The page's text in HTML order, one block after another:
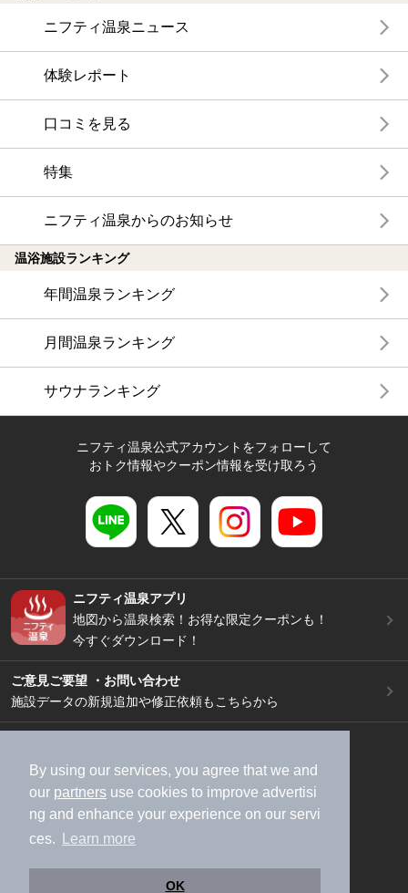
By using our services, you agree that we and
our partners use cookies to improve advertisi
ng and enhance your experience on our servi
ces.
Learn more
OK
ニフティ温泉ニュース
体験レポート
口コミを見る
特集
ニフティ温泉からのお知らせ
温浴施設ランキング
年間温泉ランキング
月間温泉ランキング
サウナランキング
ニフティ温泉公式アカウントをフォローして
おトク情報やクーポン情報を受け取ろう
ニフティ温泉アプリ
地図から温泉検索！お得な限定クーポンも！
今すぐダウンロード！
ご意見ご要望 ・お問い合わせ
施設データの新規追加や修正依頼もこちらから
加盟店募集（資料請求）
広告出稿のご案内
利用規約
ライフスタイルMEMBERS+規約
特定商取引法に基づく表記
ヘルプ
採用情報
運営会社